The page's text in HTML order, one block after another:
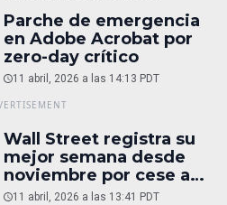
Parche de emergencia
en Adobe Acrobat por
zero-day crítico
11 abril, 2026 a las 14:13 PDT
Wall Street registra su
mejor semana desde
noviembre por cese al
fuego entre EU e Irán
11 abril, 2026 a las 13:41 PDT